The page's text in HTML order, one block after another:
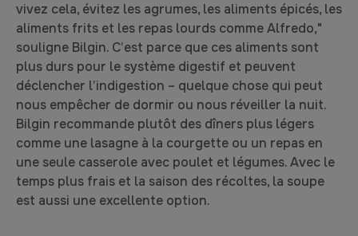
vivez cela, évitez les agrumes, les aliments épicés, les
aliments frits et les repas lourds comme Alfredo,"
souligne Bilgin. C’est parce que ces aliments sont
plus durs pour le système digestif et peuvent
déclencher l’indigestion – quelque chose qui peut
nous empêcher de dormir ou nous réveiller la nuit.
Bilgin recommande plutôt des dîners plus légers
comme une lasagne à la courgette ou un repas en
une seule casserole avec poulet et légumes. Avec le
temps plus frais et la saison des récoltes, la soupe
est aussi une excellente option.